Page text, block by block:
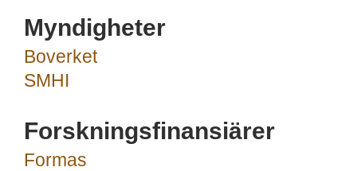
Myndigheter
Boverket
SMHI
Forskningsfinansiärer
Formas